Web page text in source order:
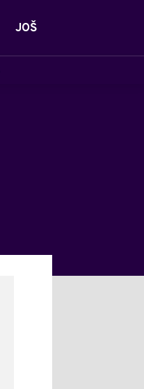
JOŠ